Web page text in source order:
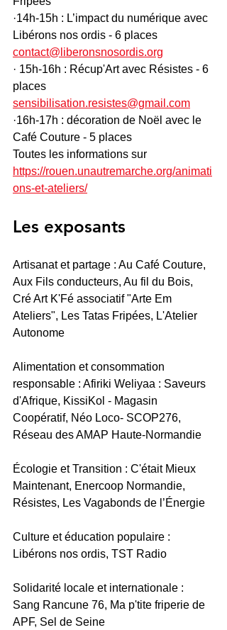
·14h-15h : L’impact du numérique avec
Libérons nos ordis - 6 places
contact@liberonsnosordis.org
· 15h-16h : Récup'Art avec Résistes - 6
places
sensibilisation.resistes@gmail.com
·16h-17h : décoration de Noël avec le
Café Couture - 5 places
Toutes les informations sur
https://rouen.unautremarche.org/animati
ons-et-ateliers/
Les exposants
Artisanat et partage : Au Café Couture,
Aux Fils conducteurs, Au fil du Bois,
Cré Art K'Fé associatif "Arte Em
Ateliers", Les Tatas Fripées, L'Atelier
Autonome
Alimentation et consommation
responsable : Afiriki Weliyaa : Saveurs
d'Afrique, KissiKol - Magasin
Coopératif, Néo Loco- SCOP276,
Réseau des AMAP Haute-Normandie
Écologie et Transition : C'était Mieux
Maintenant, Enercoop Normandie,
Résistes, Les Vagabonds de l’Énergie
Culture et éducation populaire :
Libérons nos ordis, TST Radio
Solidarité locale et internationale :
Sang Rancune 76, Ma p'tite friperie de
APF, Sel de Seine